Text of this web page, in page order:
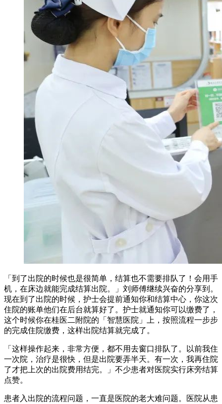
「到了出院的时候也是很简单，结算也不需要排队了！会用手
机，在床边就能完成结算出院。」刘师傅继续兴奋的分享到。
现在到了出院的时候，护士会提前通知你和结算中心，你这次
住院的账单他们在后台就算好了。护士就通知你可以缴费了，
这个时候你在桂医二附院的「智慧医院」上，按照流程一步步
的完成住院缴费，这样出院结算就完成了。
「这样操作起来，非常方便，都不用去窗口排队了。以前我住
一次院，治疗是很快，但是出院要弄半天。有一次，我再住院
了才把上次的出院费用结完。」不少患者对医院实行床旁结算
点赞。
患者入出院的流程问题，一直是医院的老大难问题。医院从患